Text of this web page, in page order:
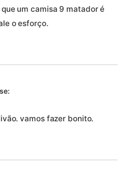
um camisa 9 matador é
o esforço.
vamos fazer bonito.